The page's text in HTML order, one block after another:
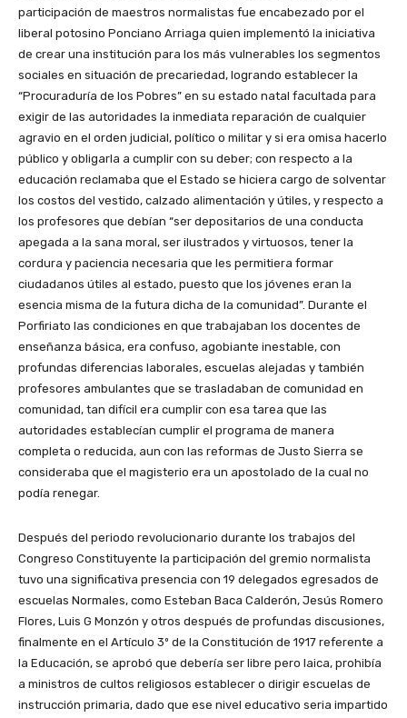
participación de maestros normalistas fue encabezado por el
liberal potosino Ponciano Arriaga quien implementó la iniciativa
de crear una institución para los más vulnerables los segmentos
sociales en situación de precariedad, logrando establecer la
“Procuraduría de los Pobres” en su estado natal facultada para
exigir de las autoridades la inmediata reparación de cualquier
agravio en el orden judicial, político o militar y si era omisa hacerlo
público y obligarla a cumplir con su deber; con respecto a la
educación reclamaba que el Estado se hiciera cargo de solventar
los costos del vestido, calzado alimentación y útiles, y respecto a
los profesores que debían “ser depositarios de una conducta
apegada a la sana moral, ser ilustrados y virtuosos, tener la
cordura y paciencia necesaria que les permitiera formar
ciudadanos útiles al estado, puesto que los jóvenes eran la
esencia misma de la futura dicha de la comunidad”. Durante el
Porfiriato las condiciones en que trabajaban los docentes de
enseñanza básica, era confuso, agobiante inestable, con
profundas diferencias laborales, escuelas alejadas y también
profesores ambulantes que se trasladaban de comunidad en
comunidad, tan difícil era cumplir con esa tarea que las
autoridades establecían cumplir el programa de manera
completa o reducida, aun con las reformas de Justo Sierra se
consideraba que el magisterio era un apostolado de la cual no
podía renegar.
Después del periodo revolucionario durante los trabajos del
Congreso Constituyente la participación del gremio normalista
tuvo una significativa presencia con 19 delegados egresados de
escuelas Normales, como Esteban Baca Calderón, Jesús Romero
Flores, Luis G Monzón y otros después de profundas discusiones,
finalmente en el Artículo 3º de la Constitución de 1917 referente a
la Educación, se aprobó que debería ser libre pero laica, prohibía
a ministros de cultos religiosos establecer o dirigir escuelas de
instrucción primaria, dado que ese nivel educativo seria impartido